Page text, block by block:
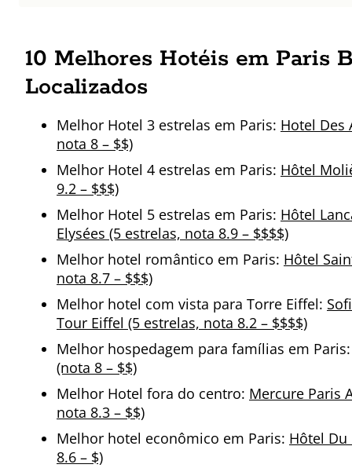
10 Melhores Hotéis em Paris
Localizados
Melhor Hotel 3 estrelas em Paris: Hotel Des
nota 8 – $$)
Melhor Hotel 4 estrelas em Paris: Hôtel
9.2 – $$$)
Melhor Hotel 5 estrelas em Paris: Hôtel
Elysées (5 estrelas, nota 8.9 – $$$$)
Melhor hotel romântico em Paris: Hôtel
nota 8.7 – $$$)
Melhor hotel com vista para Torre Eiffel:
Tour Eiffel (5 estrelas, nota 8.2 – $$$$)
Melhor hospedagem para famílias em
(nota 8 – $$)
Melhor Hotel fora do centro: Mercure Paris
nota 8.3 – $$)
Melhor hotel econômico em Paris: Hôtel Du
8.6 – $)